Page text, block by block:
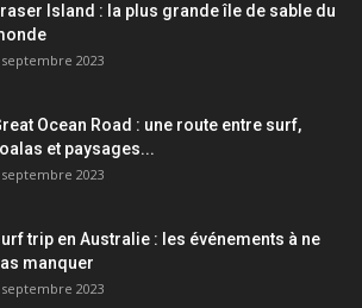
Island : la plus grande île de sable du
septembre 2023
Ocean Road : une route entre surf,
et paysages...
septembre 2023
trip en Australie : les événements à ne
manquer
septembre 2023